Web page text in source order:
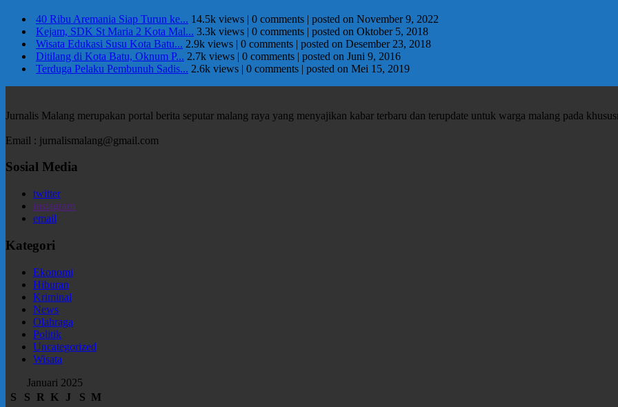
40 Ribu Aremania Siap Turun ke... 14.5k views | 0 comments | posted on November 9, 2022
Kejam, SDK St Maria 2 Kota Mal... 3.3k views | 0 comments | posted on Oktober 5, 2018
Wisata Edukasi Susu Kota Batu... 2.9k views | 0 comments | posted on Desember 23, 2018
Ditilang di Kota Batu, Oknum P... 2.7k views | 0 comments | posted on Juni 9, 2016
Terduga Pelaku Pembunuh Sadis... 2.6k views | 0 comments | posted on Mei 15, 2019
Jurnalis Malang merupakan portal berita seputar malang raya yang menyajikan kabar terbaru dan terupdate untuk warga malang pada
Email : jurnalismalang@gmail.com
Sosial Media
twitter
instagram
email
Kategori
Ekonomi
Hiburan
Kriminal
News
Olahraga
Politik
Uncategorized
Wisata
Januari 2025
S
S R K J S M